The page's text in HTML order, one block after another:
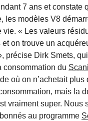
7 ans et constate
les modèles V8
vie. « Les valeurs
on trouve un
précise Dirk Smets,
consommation du
où on n’achetait plus
mais la
vraiment super. Nous
au programme